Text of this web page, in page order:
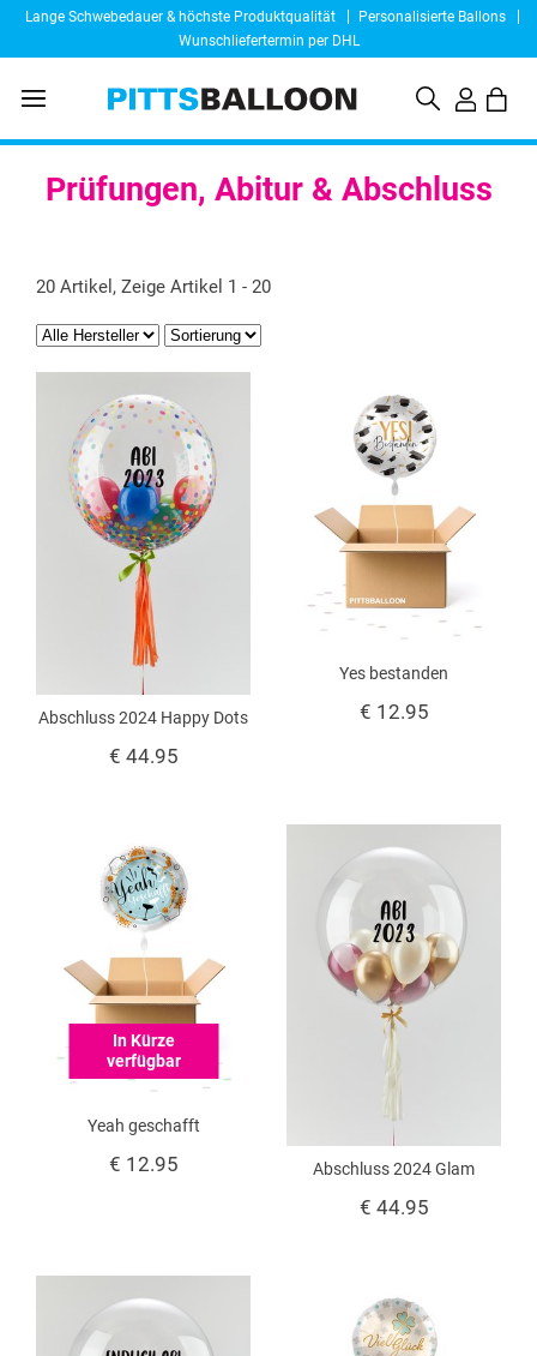
Lange Schwebedauer & höchste Produktqualität
Personalisierte Ballons
Wunschliefertermin per DHL
Prüfungen, Abitur & Abschluss
20 Artikel, Zeige Artikel 1 - 20
Abschluss 2024 Happy Dots
€ 44.95
Yes bestanden
€ 12.95
Abschluss 2024 Glam
€ 44.95
In Kürze
verfügbar
Yeah geschafft
€ 12.95